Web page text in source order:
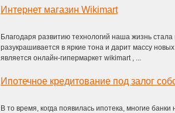
Интернет магазин Wikimart
Благодаря развитию технологий наша жизнь
разукрашивается в яркие тона и дарит массу
является онлайн-гипермаркет wikimart , ...
Ипотечное кредитование под залог
В то время, когда появилась ипотека, многие